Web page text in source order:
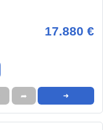
17.880 €
➦ ➜